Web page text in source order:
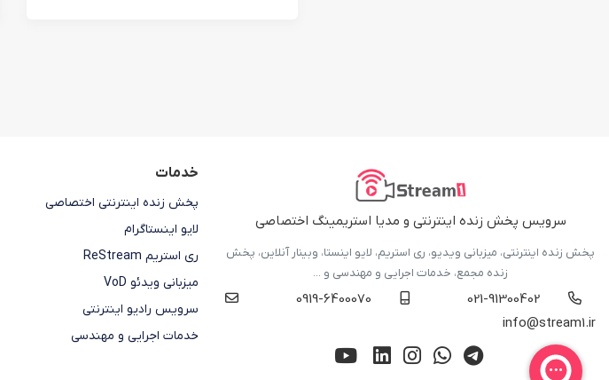
سرویس پخش زنده اینترنتی و مدیا استریمینگ اختصاصی
پخش زنده اینترنتی، میزبانی ویدیو، ری استریم، لایو اینستا، وبینار آنلاین، پخش
زنده مجمع، خدمات اجرایی و مهندسی و ...
021-91300402
0919-6400070
info@stream1.ir
خدمات
پخش زنده اینترنتی اختصاصی
لایو اینستاگرام
ری استریم ReStream
میزبانی ویدئو VoD
سرویس رادیو اینترنتی
خدمات اجرایی و مهندسی